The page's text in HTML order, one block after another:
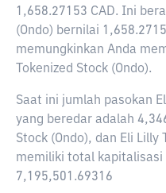
1,658.27153 CAD. Ini
(Ondo) bernilai
memungkinkan Anda
Tokenized Stock (Ondo).
Saat ini jumlah pasokan
yang beredar adalah
Stock (Ondo), dan Eli Lilly
memiliki total kapitalisasi
7,195,501.69316